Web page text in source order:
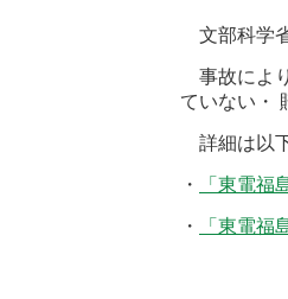
文部科学
事故によ
ていない・
詳細は以
・
「東電
・
「東電